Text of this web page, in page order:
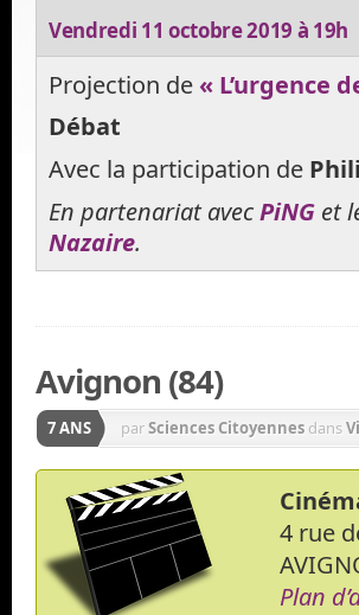
Vendredi 11 octobre 2019 à 19h
Projection de « L’urgence
Débat
Avec la participation de
En partenariat avecPiNG et
Nazaire.
Avignon (84)
7 ANS parSciences Citoyennes dans
4 rue
Plan